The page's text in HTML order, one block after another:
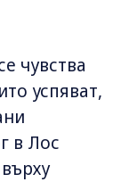
чувства
успяват,
в Лос